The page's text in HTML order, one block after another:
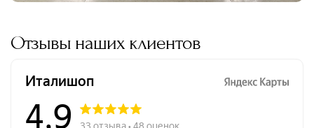
Отзывы наших клиентов